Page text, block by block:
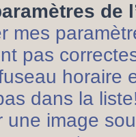
de
mes
pas
horaire
dans la
une image